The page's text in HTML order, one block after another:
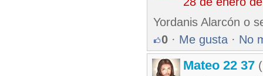
Yordanis Alarcón o
0 · Me gusta · No
Mateo 22 37